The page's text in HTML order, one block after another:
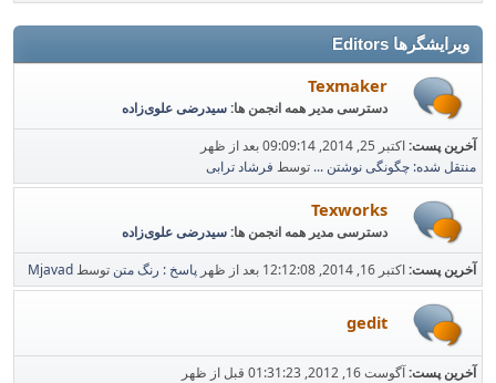
ویرایشگرها Editors
Texmaker
دسترسی مدیر همه انجمن ها:سیدرضی علوی‌زاده
آخرین پست:اکتبر 25, 2014, 09:09:14 بعد از ظهر
منتقل شده: چگونگی نوشتن ... توسط فرشاد ترابی
Texworks
دسترسی مدیر همه انجمن ها:سیدرضی علوی‌زاده
آخرین پست:اکتبر 16, 2014, 12:12:08 بعد از ظهر پاسخ : رنگ متن توسطMjavad
gedit
آخرین پست:آگوست 16, 2012, 01:31:23 قبل از ظهر